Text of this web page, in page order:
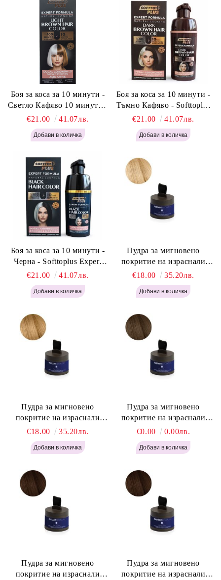
Боя за коса за 10 минути -
Светло Кафяво 10 минути -
Softtoplus Expert Woman
Light Brown 400мл
€21.00 41.07лв.
Боя за коса за 10 минути -
Тъмно Кафяво - Softtoplus
Expert Woman Dark Brown
400 мл
€21.00 41.07лв.
Боя за коса за 10 минути -
Черна - Softtoplus Expert
Woman Black 400мл
€21.00 41.07лв.
Пудра за мигновено
покритие на израснали
корени Светло Русо - Labor
Pro Instant Retouch Powder -
Light Blonde H646
€18.00 35.20лв.
Пудра за мигновено
покритие на израснали
корени Русо - Labor Pro
Instant Retouch Powder -
Blonde H645
€18.00 35.20лв.
Пудра за мигновено
покритие на израснали
корени Светло Кафяво -
Labor Pro Instant Retouch
Powder - Light Brown H644
€0.00 0.00лв.
Пудра за мигновено
покритие на израснали
Пудра за мигновено
покритие на израснали